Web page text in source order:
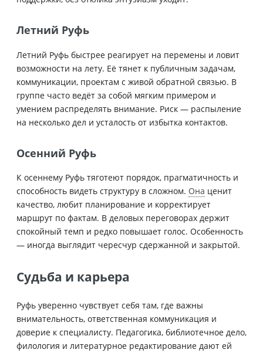
Летний Руфь
Летний Руфь быстрее реагирует на перемены и ловит
возможности на лету. Её тянет к публичным задачам,
коммуникации, проектам с живой обратной связью. В
группе часто ведёт за собой мягким примером и
умением распределять внимание. Риск — распыление
на несколько дел и усталость от избытка контактов.
Осенний Руфь
К осеннему Руфь тяготеют порядок, прагматичность и
способность видеть структуру в сложном. Она ценит
качество, любит планирование и корректирует
маршрут по фактам. В деловых переговорах держит
спокойный темп и редко повышает голос. Особенность
— иногда выглядит чересчур сдержанной и закрытой.
Судьба и карьера
Руфь уверенно чувствует себя там, где важны
внимательность, ответственная коммуникация и
доверие к специалисту. Педагогика, библиотечное дело,
филология и литературное редактирование дают ей